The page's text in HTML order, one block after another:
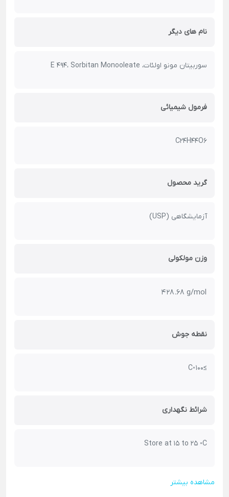
نام های دیگر
سوربیتان مونو اولئات، E 494، Sorbitan Monooleate
فرمول شیمیائی
C24H44O6
گرید محصول
آزمایشگاهی (USP)
وزن مولکولی
428.68 g/mol
نقطه جوش
≥100 ◦C
شرائط نگهداری
Store at 15 to 25 ◦C
مشاهده بیشتر